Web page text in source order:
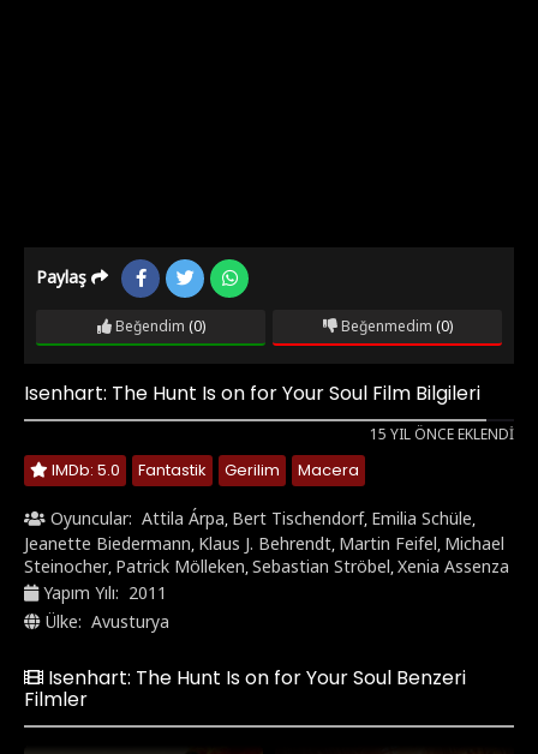
Paylaş
Beğendim (0) Beğenmedim (0)
Isenhart: The Hunt Is on for Your Soul Film Bilgileri
15 YIL ÖNCE EKLENDI
IMDb: 5.0 Fantastik Gerilim Macera
Oyuncular: Attila Árpa, Bert Tischendorf, Emilia Schüle,
Jeanette Biedermann, Klaus J. Behrendt, Martin Feifel, Michael
Steinocher, Patrick Mölleken,Sebastian Ströbel,Xenia Assenza
Yapım Yılı: 2011
Ülke: Avusturya
Isenhart: The Hunt Is on for Your Soul Benzeri
Filmler